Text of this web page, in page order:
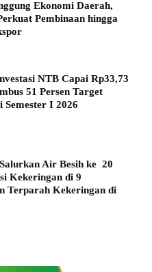
Ekonomi Daerah,
Pembinaan hingga
NTB Capai Rp33,73
51 Persen Target
Semester I 2026
Air Besih ke 20
Kekeringan di 9
Terparah Kekeringan di